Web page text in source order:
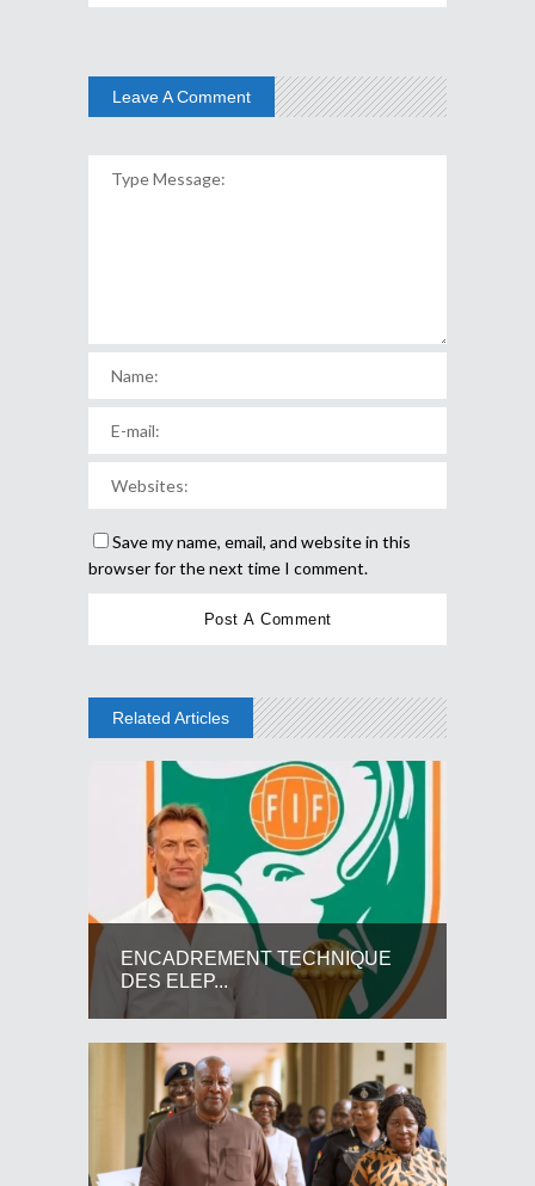
Leave A Comment
Save my name, email, and website in this
browser for the next time I comment.
Related Articles
ENCADREMENT TECHNIQUE
DES ELEP...